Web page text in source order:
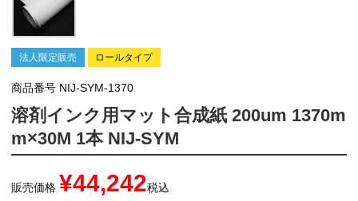
法人限定販売 ロールタイプ
商品番号 NIJ-SYM-1370
溶剤インク用マット合成紙 200um 1370m
m×30M 1本 NIJ-SYM
販売価格 ¥44,242税込